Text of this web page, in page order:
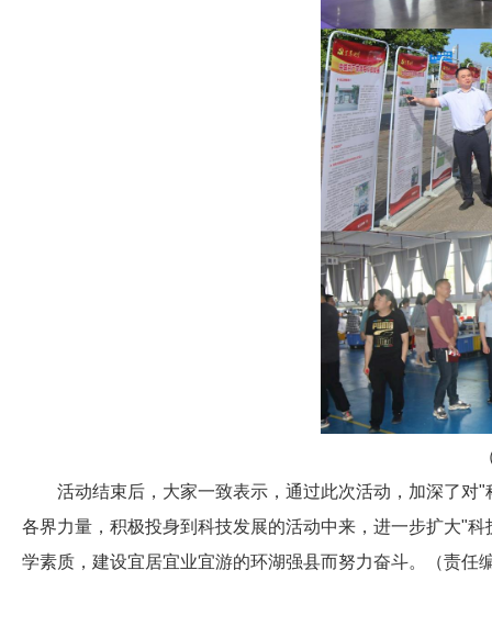
活动结束后，大家一致表示，通过此次活动，加深了
各界力量，积极投身到科技发展的活动中来，进一步扩大"
学素质，建设宜居宜业宜游的环湖强县而努力奋斗。（责任